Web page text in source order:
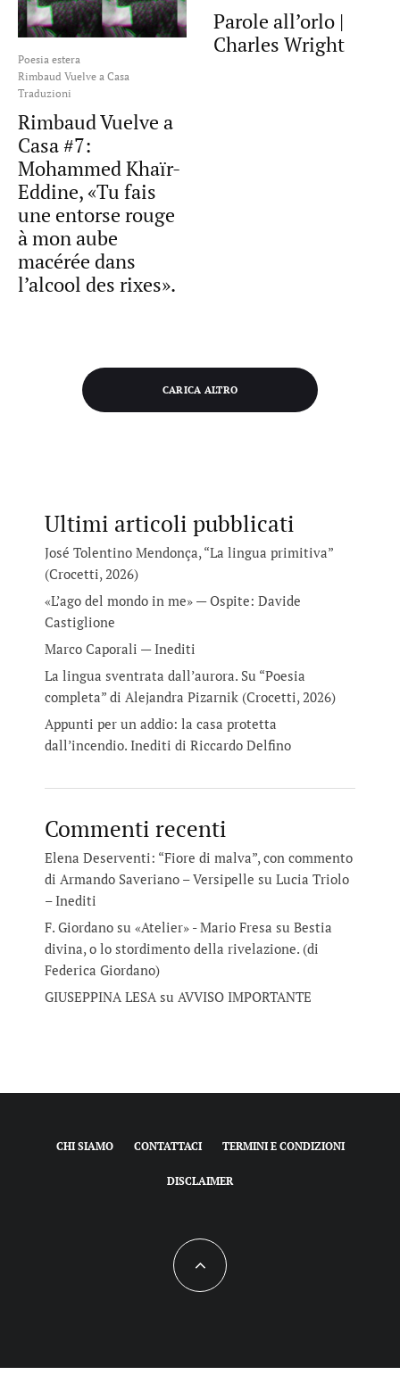
Poesia estera
Rimbaud Vuelve a Casa
Traduzioni
Rimbaud Vuelve a
Casa #7:
Mohammed Khaïr-
Eddine, «Tu fais
une entorse rouge
à mon aube
macérée dans
l’alcool des rixes».
Parole all’orlo |
Charles Wright
CARICA ALTRO
Ultimi articoli pubblicati
José Tolentino Mendonça, “La lingua primitiva”
(Crocetti, 2026)
«L’ago del mondo in me» — Ospite: Davide
Castiglione
Marco Caporali — Inediti
La lingua sventrata dall’aurora. Su “Poesia
completa” di Alejandra Pizarnik (Crocetti, 2026)
Appunti per un addio: la casa protetta
dall’incendio. Inediti di Riccardo Delfino
Commenti recenti
Elena Deserventi: “Fiore di malva”, con commento
di Armando Saveriano – Versipelle su Lucia Triolo
– Inediti
F. Giordano su «Atelier» - Mario Fresa su Bestia
divina, o lo stordimento della rivelazione. (di
Federica Giordano)
GIUSEPPINA LESAsu AVVISO IMPORTANTE
CHI SIAMO CONTATTACI TERMINI E CONDIZIONI
DISCLAIMER